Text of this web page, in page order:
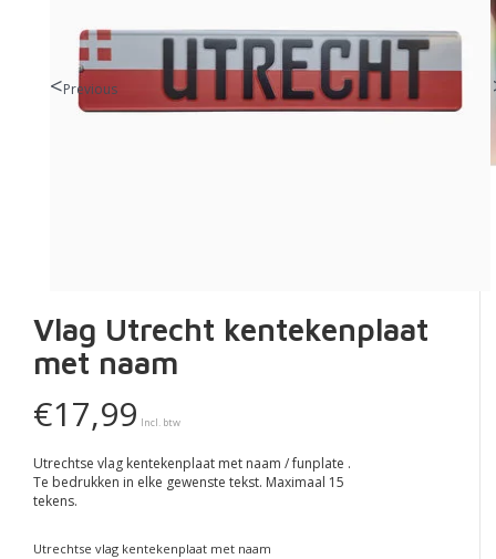
Previous
Vlag Utrecht kentekenplaat
met naam
€17,99 Incl. btw
Utrechtse vlag kentekenplaat met naam / funplate .
Te bedrukken in elke gewenste tekst. Maximaal 15
tekens.
Utrechtse vlag kentekenplaat met naam